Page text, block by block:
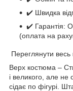
✔️ Швидка
✔️ Гарантія:
(оплата на
Переглянути весь
Верх костюма –
і великого, але
сідає по фігурі.